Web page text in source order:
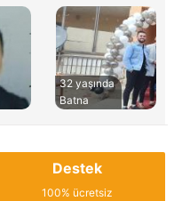
32 yaşında
Batna
Destek
100% ücretsiz